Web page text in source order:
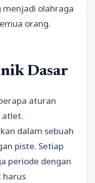
olahraga
orang.
Dasar
aturan
atlet.
dalam sebuah
piste. Setiap
periode dengan
harus